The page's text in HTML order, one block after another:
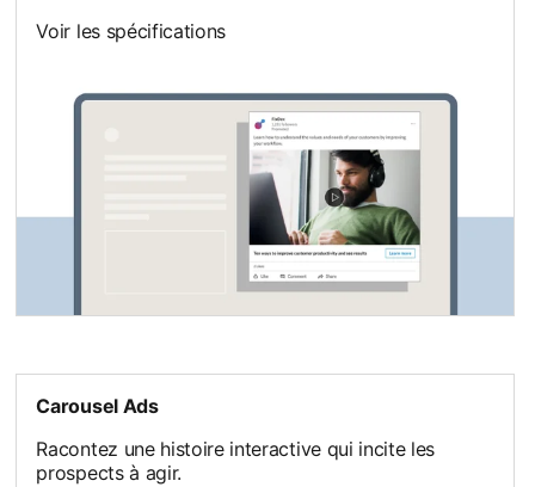
Voir les spécifications
Carousel Ads
Racontez une histoire interactive qui incite les
prospects à agir.